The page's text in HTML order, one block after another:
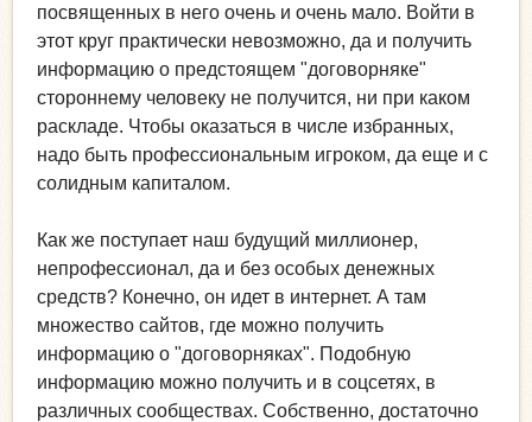
посвященных в него очень и очень мало. Войти в
этот круг практически невозможно, да и получить
информацию о предстоящем "договорняке"
стороннему человеку не получится, ни при каком
раскладе. Чтобы оказаться в числе избранных,
надо быть профессиональным игроком, да еще и с
солидным капиталом.
Как же поступает наш будущий миллионер,
непрофессионал, да и без особых денежных
средств? Конечно, он идет в интернет. А там
множество сайтов, где можно получить
информацию о "договорняках". Подобную
информацию можно получить и в соцсетях, в
различных сообществах. Собственно, достаточно